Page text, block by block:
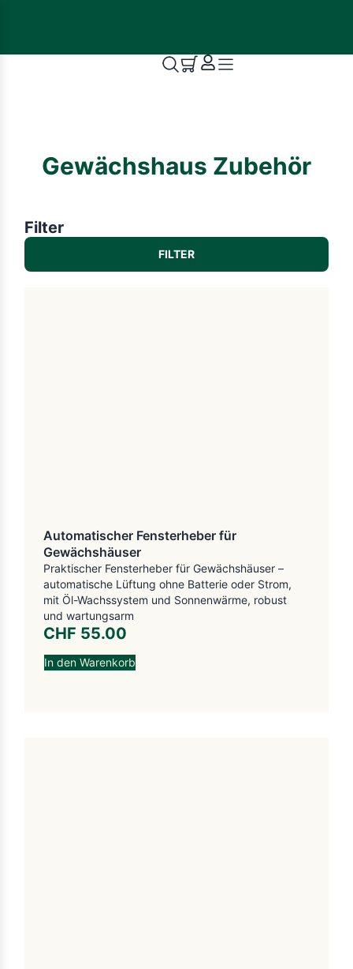
Gewächshaus Zubehör
Filter
FILTER
Automatischer Fensterheber für
Gewächshäuser
Praktischer Fensterheber für Gewächshäuser –
automatische Lüftung ohne Batterie oder Strom,
mit Öl-Wachssystem und Sonnenwärme, robust
und wartungsarm
CHF 55.00
In den Warenkorb